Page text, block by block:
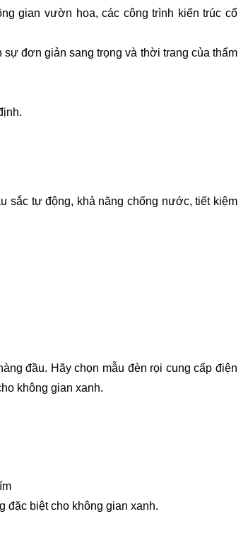
gian vườn hoa, các công trình kiến trúc cổ
đơn giản sang trọng và thời trang của thẩm
sắc tự động, khả năng chống nước, tiết kiệm
đầu. Hãy chọn mẫu đèn rọi cung cấp điện
không gian xanh.
đặc biệt cho không gian xanh.